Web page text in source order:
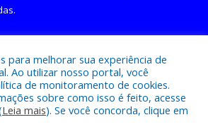
a Câmara Municipal de Curralinho.
para melhorar sua experiência de
Ao utilizar nosso portal, você
de monitoramento de cookies.
sobre como isso é feito, acesse
Leia mais). Se você concorda, clique em